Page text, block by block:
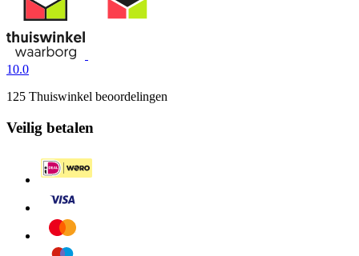
10.0
125 Thuiswinkel beoordelingen
Veilig betalen